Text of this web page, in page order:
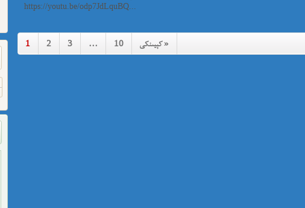
https://youtu.be/odp7JdLquBQ...
1 2 3 … 10 كېيىنكى »